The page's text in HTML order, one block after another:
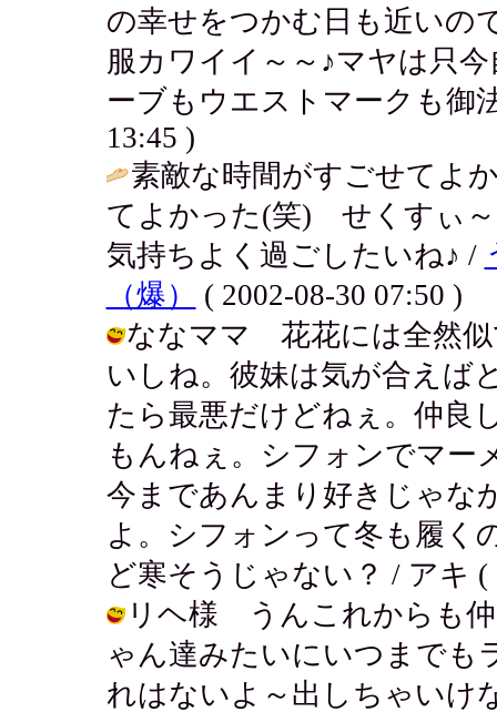
の幸せをつかむ日も近いの
服カワイイ～～♪マヤは只
ーブもウエストマークも御
13:45 )
素敵な時間がすごせてよ
てよかった(笑) せくすぃ
気持ちよく過ごしたいね♪ /
（爆）
( 2002-08-30 07:50 )
ななママ 花花には全然似
いしね。彼妹は気が合えば
たら最悪だけどねぇ。仲良
もんねぇ。シフォンでマー
今まであんまり好きじゃな
よ。シフォンって冬も履く
ど寒そうじゃない？ / アキ (
リヘ様 うんこれからも
ゃん達みたいにいつまでも
れはないよ～出しちゃいけ